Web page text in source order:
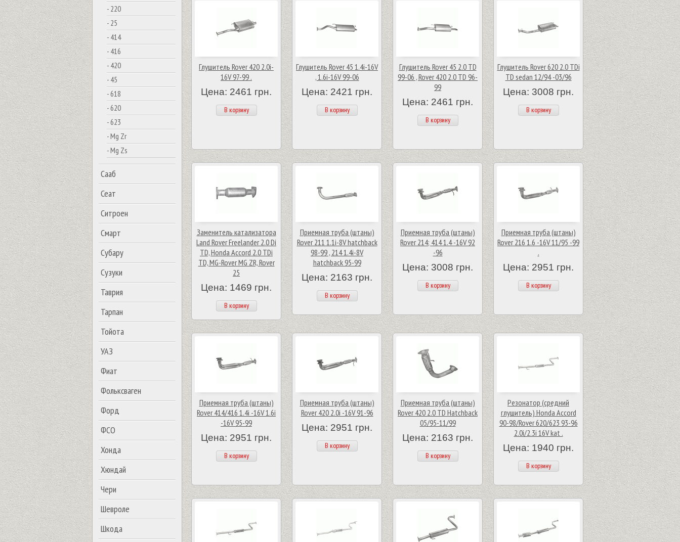
- 220
- 25
- 414
- 416
- 420
- 45
- 618
- 620
- 623
- Mg Zr
- Mg Zs
Сааб
Сеат
Ситроен
Смарт
Субару
Сузуки
Таврия
Тарпан
Тойота
УАЗ
Фиат
Фольксваген
Форд
ФСО
Хонда
Хюндай
Чери
Шевроле
Шкода
Глушитель Rover 420 2.0i-
16V 97-99 .
Цена: 2461 грн.
В корзину
Глушитель Rover 45 1.4i-16V
, 1.6i-16V 99-06
Цена: 2421 грн.
В корзину
Глушитель Rover 45 2.0 TD
99-06 , Rover 420 2.0 TD 96-
99
Цена: 2461 грн.
В корзину
Глушитель Rover 620 2.0 TDi
TD sedan 12/94 -03/96
Цена: 3008 грн.
В корзину
Заменитель катализатора
Land Rover Freelander 2.0 Di
TD, Honda Accord 2.0 TDi
TD, MG-Rover MG ZR, Rover
25
Цена: 1469 грн.
В корзину
Приемная труба (штаны)
Rover 211 1.1i-8V hatchback
98-99 , 214 1.4i-8V
hatchback 95-99
Цена: 2163 грн.
В корзину
Приемная труба (штаны)
Rover 214; 414 1.4 -16V 92
-96
Цена: 3008 грн.
В корзину
Приемная труба (штаны)
Rover 216 1.6 -16V 11/95 -99
.
Цена: 2951 грн.
В корзину
Приемная труба (штаны)
Rover 414/416 1.4i -16V 1.6i
-16V 95-99
Цена: 2951 грн.
В корзину
Приемная труба (штаны)
Rover 420 2.0i -16V 91-96
Цена: 2951 грн.
В корзину
Приемная труба (штаны)
Rover 420 2.0 TD Hatchback
05/95-11/99
Цена: 2163 грн.
В корзину
Резонатор (средний
глушитель) Honda Accord
90-98/Rover 620/623 93-96
2.0i/2.3i 16V kat .
Цена: 1940 грн.
В корзину